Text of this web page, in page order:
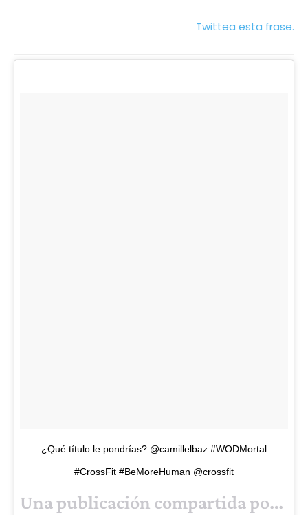
Twittea esta frase.
¿Qué título le pondrías? @camillelbaz #WODMortal
#CrossFit #BeMoreHuman @crossfit
Una publicación compartida por @